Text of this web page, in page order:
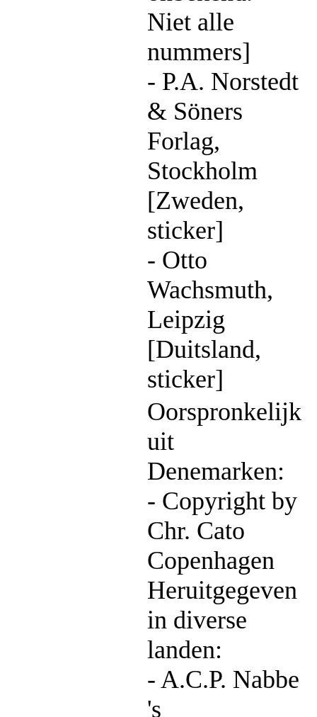
Niet alle
nummers]
- P.A. Norstedt
& Söners
Forlag,
Stockholm
[Zweden,
sticker]
- Otto
Wachsmuth,
Leipzig
[Duitsland,
sticker]
Oorspronkelijk
uit
Denemarken:
- Copyright by
Chr. Cato
Copenhagen
Heruitgegeven
in diverse
landen:
- A.C.P. Nabbe
's